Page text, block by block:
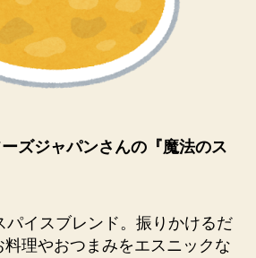
ズジャパンさんの『魔法のス
パイスブレンド。振りかけるだ
料理やおつまみをエスニックな